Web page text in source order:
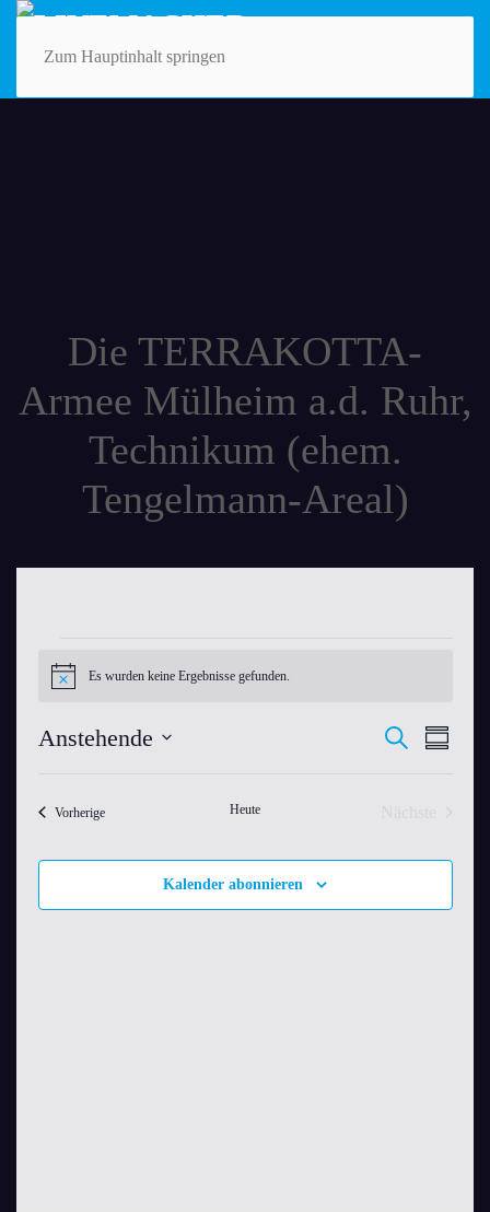
Zum Hauptinhalt springen
Die TERRAKOTTA-
Armee Mülheim a.d. Ruhr,
Technikum (ehem.
Tengelmann-Areal)
Veranstaltungen
HinweisEs wurden keine Ergebnisse gefunden.
Suche
Anstehende
VorherigeVeranstaltungen Heute
Kalender abonnieren